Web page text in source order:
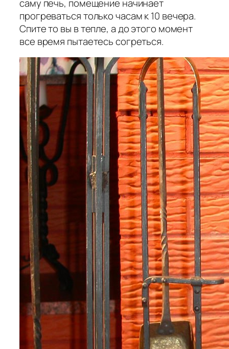
саму печь, помещение начинает
прогреваться только часам к 10 вечера.
Спите то вы в тепле, а до этого момент
все время пытаетесь согреться.